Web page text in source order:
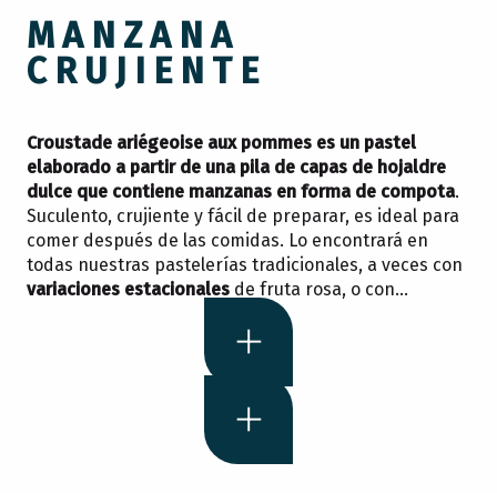
MANZANA
CRUJIENTE
Croustade ariégeoise aux pommes es un pastel
elaborado a partir de una pila de capas de hojaldre
dulce que contiene manzanas en forma de compota.
Suculento, crujiente y fácil de preparar, es ideal para
comer después de las comidas. Lo encontrará en
todas nuestras pastelerías tradicionales, a veces con
variaciones estacionales de fruta rosa, o con…